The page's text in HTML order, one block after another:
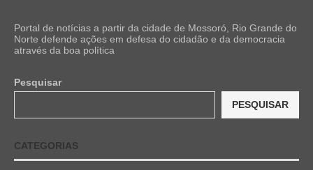
Portal de notícias a partir da cidade de Mossoró, Rio Grande do
Norte defende ações em defesa do cidadão e da democracia
através da boa política
Pesquisar
PESQUISAR
CATEGORIAS